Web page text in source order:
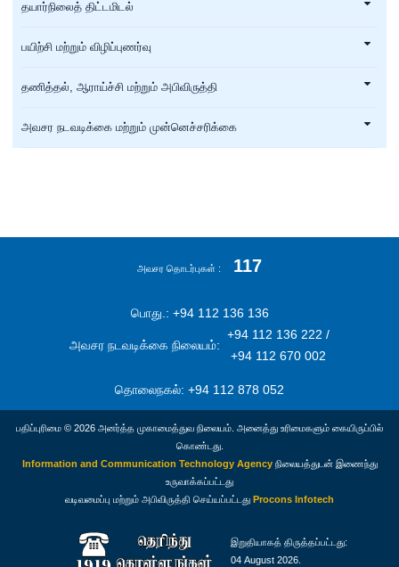
தயார்நிலைத் திட்டமிடல்
பயிற்சி மற்றும் விழிப்புணர்வு
தணித்தல், ஆராய்ச்சி மற்றும் அபிவிருத்தி
அவசர நடவடிக்கை மற்றும் முன்னெச்சரிக்கை
அவசர தொடர்புகள் 117
பொது.: +94 112 136 136
அவசர நடவடிக்கை நிலையம்:
+94 112 136 222 /
+94 112 670 002
தொலைநகல்: +94 112 878 052
பதிப்புரிமை © 2026 அனர்த்த முகாமைத்துவ நிலையம். அனைத்து உரிமைகளும் கையிருப்பில்
கொண்டது.
Information and Communication Technology Agencyநிலையத்துடன் இணைந்து
உருவாக்கப்பட்டது
வடிவமைப்பு மற்றும் அபிவிருத்தி செய்யப்பட்டது Procons Infotech
இறுதியாகத் திருத்தப்பட்டது:
04 August 2026.